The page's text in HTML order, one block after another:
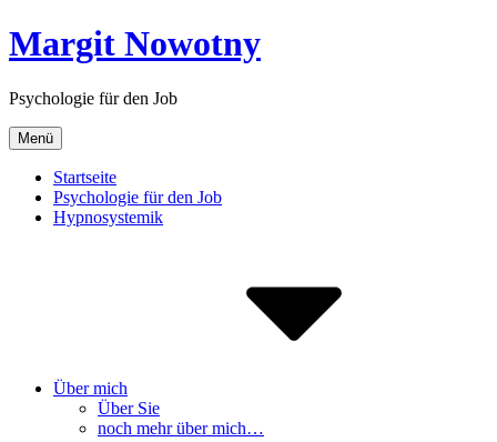
Inhalte
überspringen
Margit Nowotny
Psychologie für den Job
Menü
Startseite
Psychologie für den Job
Hypnosystemik
Über mich
Über Sie
noch mehr über mich…